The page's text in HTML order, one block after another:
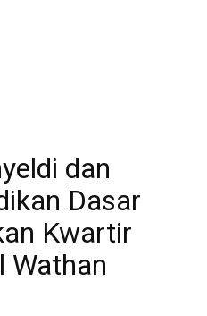
dan
Dasar
Kwartir
Wathan